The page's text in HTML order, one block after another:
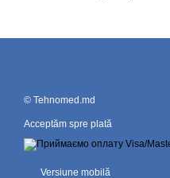
© Tehnomed.md
Acceptăm spre plată
Versiune mobilă